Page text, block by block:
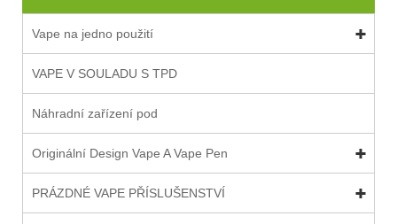
Vape na jedno použití
VAPE V SOULADU S TPD
Náhradní zařízení pod
Originální Design Vape A Vape Pen
PRÁZDNÉ VAPE PŘÍSLUŠENSTVÍ